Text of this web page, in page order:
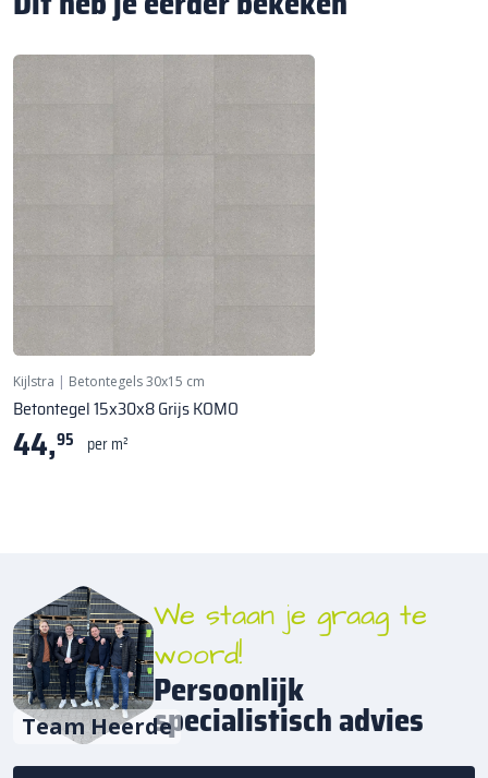
Kijlstra | Betontegels 30x15 cm
Betontegel 15x30x8 Grijs KOMO
44,95 per m²
Team Heerde
We staan je graag te
woord!
Persoonlijk
specialistisch advies